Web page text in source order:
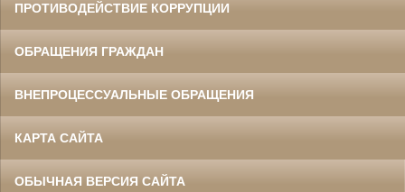
ПРОТИВОДЕЙСТВИЕ КОРРУПЦИИ
ОБРАЩЕНИЯ ГРАЖДАН
ВНЕПРОЦЕССУАЛЬНЫЕ ОБРАЩЕНИЯ
КАРТА САЙТА
ОБЫЧНАЯ ВЕРСИЯ САЙТА